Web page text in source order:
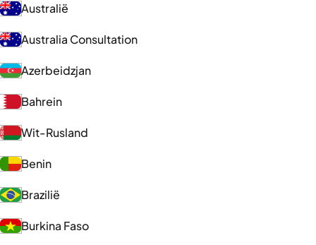
Australië
Australia Consultation
Azerbeidzjan
Bahrein
Wit-Rusland
Benin
Brazilië
Burkina Faso